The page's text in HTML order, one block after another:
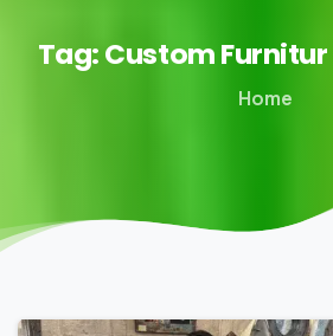
Tag:CustomFurnitur
Home